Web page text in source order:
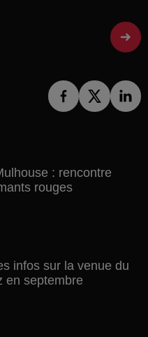
: rencontre
rouges
infos sur la venue du
en septembre